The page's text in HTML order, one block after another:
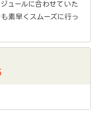
ュールに合わせていた
素早くスムーズに行っ